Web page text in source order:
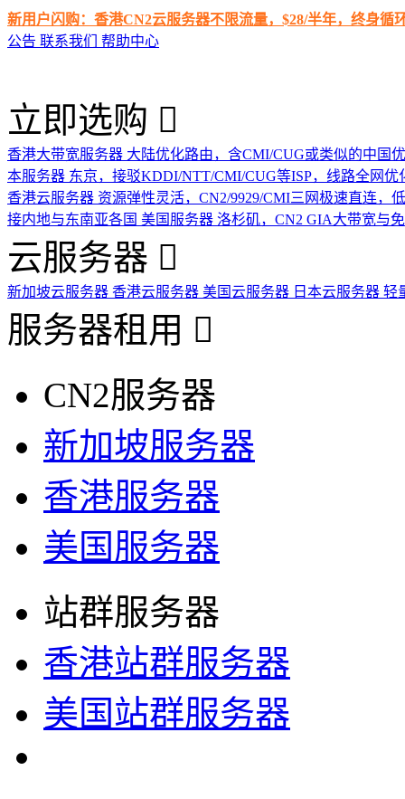
新用户闪购：香港CN2云服务器不限流量，$28/半年，终身循
公告 联系我们 帮助中心
立即选购
香港大带宽服务器 大陆优化路由，含CMI/CUG或类似的中国
本服务器 东京，接驳KDDI/NTT/CMI/CUG等ISP，线路全网优
香港云服务器 资源弹性灵活，CN2/9929/CMI三网极速直连，
接内地与东南亚各国 美国服务器 洛杉矶，CN2 GIA大带宽与
云服务器
新加坡云服务器 香港云服务器 美国云服务器 日本云服务器 轻
服务器租用
CN2服务器
新加坡服务器
香港服务器
美国服务器
站群服务器
香港站群服务器
美国站群服务器